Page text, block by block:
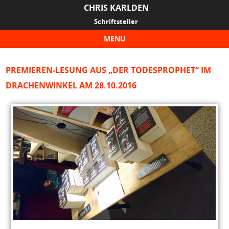
CHRIS KARLDEN
Schriftsteller
MENU
PREMIEREN-LESUNG AUS „DER TODESPROPHET“ IM
DRACHENWINKEL AM 28.10.2016